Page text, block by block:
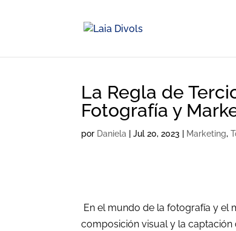
La Regla de
Fotografía y
por Daniela |Jul 20, 2023 Marketing,
En el mundo de la fotografía y el
composición visual y la